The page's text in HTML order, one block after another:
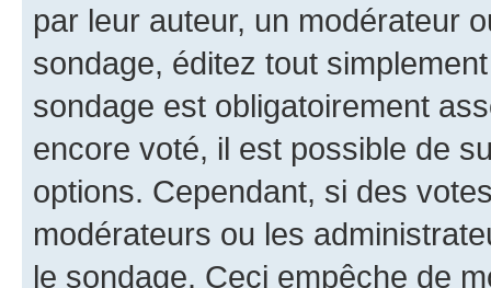
par leur auteur, un modérateur
sondage, éditez tout
sondage est obligatoirement
encore voté, il est possible de
options. Cependant, si des
modérateurs ou les
le sondage. Ceci empêche de